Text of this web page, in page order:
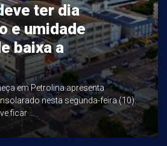
ter dia
e umidade
baixa a
em Petrolina apresenta
nesta segunda-feira (10).
ficar ...